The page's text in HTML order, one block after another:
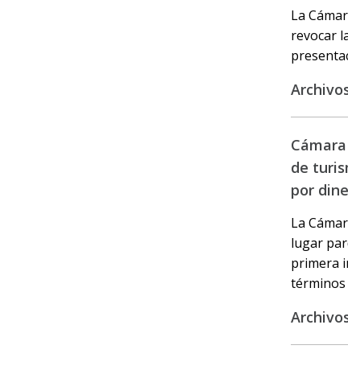
La
revocar
de
por
La
lugar
primera
términos